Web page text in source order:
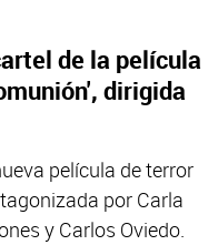
de la película
dirigida
película de terror
por Carla
y Carlos Oviedo.